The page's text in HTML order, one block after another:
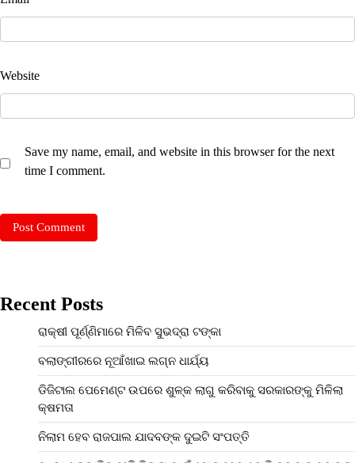
Website
Save my name, email, and website in this browser for the next
time I comment.
Recent Posts
ରାକ୍ଷୀ ପୂର୍ଣ୍ଣିମାରେ ମିଳିବ ସୁଭଦ୍ରା ଟଙ୍କା
ବଲାଙ୍ଗୀରରେ ନୂଆଁଖାଇ ଲଗ୍ନ ଧାର୍ଯ୍ୟ
ଡିଜିଟାଲ ପେମେଣ୍ଟ ଉପରେ ଶୁଳ୍କ ଲାଗୁ କରିବାକୁ ସରକାରଙ୍କୁ ମିଳିଲା
କ୍ଷମତା
ନିଲାମ ହେବ ରାଜପାଲ ଯାଦବଙ୍କ ଦୁଇଟି ସଂପତ୍ତି